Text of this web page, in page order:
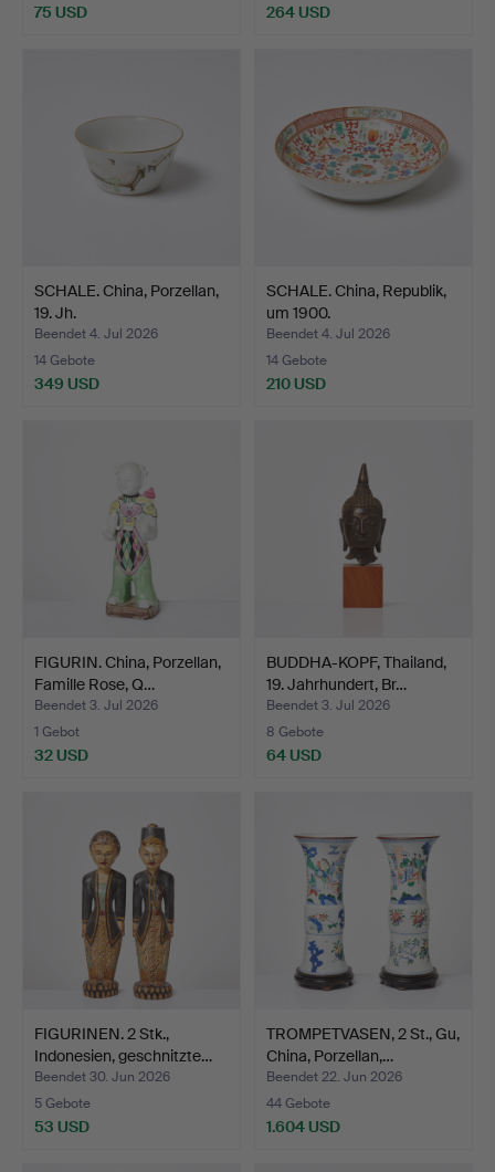
75 USD 264 USD
SCHALE. China, Porzellan,
19. Jh.
Beendet 4. Jul 2026
14 Gebote
349 USD
SCHALE. China, Republik,
um 1900.
Beendet 4. Jul 2026
14 Gebote
210 USD
FIGURIN. China, Porzellan,
Famille Rose, Q…
Beendet 3. Jul 2026
1 Gebot
32 USD
BUDDHA-KOPF, Thailand,
19. Jahrhundert, Br…
Beendet 3. Jul 2026
8 Gebote
64 USD
FIGURINEN. 2 Stk.,
Indonesien, geschnitzte…
Beendet 30. Jun 2026
5 Gebote
53 USD
TROMPETVASEN, 2 St., Gu,
China, Porzellan,…
Beendet 22. Jun 2026
44 Gebote
1.604 USD